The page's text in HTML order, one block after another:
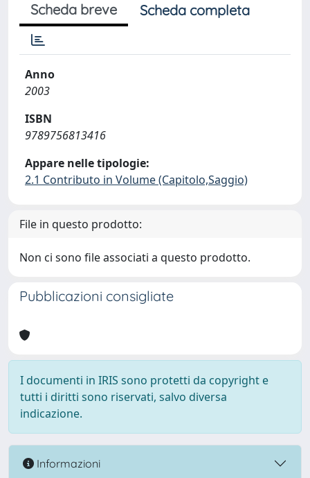
Scheda breve Scheda completa
Anno
2003
ISBN
9789756813416
Appare nelle tipologie:
2.1 Contributo in Volume (Capitolo,Saggio)
File in questo prodotto:
Non ci sono file associati a questo prodotto.
Pubblicazioni consigliate
I documenti in IRIS sono protetti da copyright e
tutti i diritti sono riservati, salvo diversa
indicazione.
Informazioni